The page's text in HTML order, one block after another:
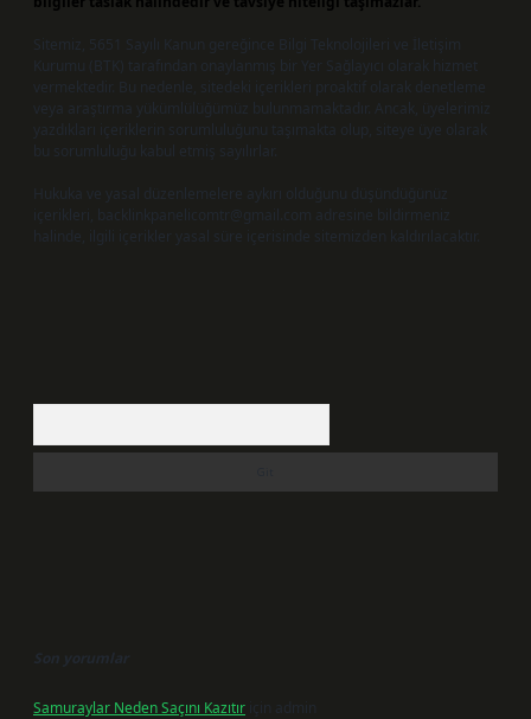
Sitemiz, 5651 Sayılı Kanun gereğince Bilgi Teknolojileri ve İletişim
Kurumu (BTK) tarafından onaylanmış bir Yer Sağlayıcı olarak hizmet
vermektedir. Bu nedenle, sitedeki içerikleri proaktif olarak denetleme
veya araştırma yükümlülüğümüz bulunmamaktadır. Ancak, üyelerimiz
yazdıkları içeriklerin sorumluluğunu taşımakta olup, siteye üye olarak
bu sorumluluğu kabul etmiş sayılırlar.
Hukuka ve yasal düzenlemelere aykırı olduğunu düşündüğünüz
içerikleri, backlinkpanelicomtr@gmail.com adresine bildirmeniz
halinde, ilgili içerikler yasal süre içerisinde sitemizden kaldırılacaktır.
Son yorumlar
Samuraylar Neden Saçını Kazıtır için
admin